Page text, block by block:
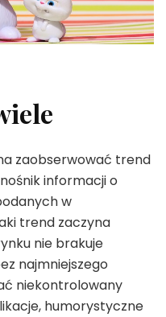
zaobserwować trend
informacji o
w
trend zaczyna
nie brakuje
najmniejszego
niekontrolowany
humorystyczne